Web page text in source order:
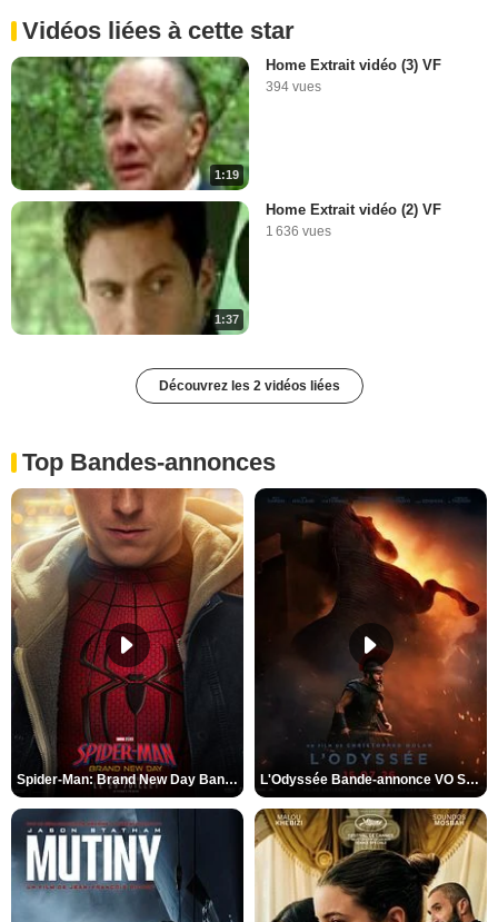
Vidéos liées à cette star
1:19
Home Extrait vidéo (3) VF
394 vues
1:37
Home Extrait vidéo (2) VF
1 636 vues
Découvrez les 2 vidéos liées
Top Bandes-annonces
Spider-Man: Brand New Day Bande-annonce VO STFR L'Odyssée Bande-annonce VO STFR